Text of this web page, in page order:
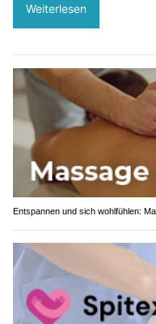
Weiterlesen
Entspannen und sich wohlfühlen: